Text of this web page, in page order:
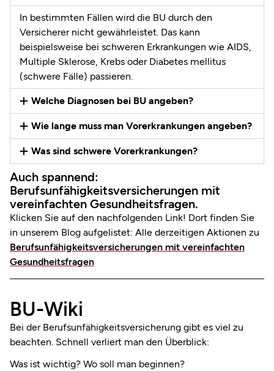
In bestimmten Fällen wird die BU durch den
Versicherer nicht gewährleistet. Das kann
beispielsweise bei schweren Erkrankungen wie AIDS,
Multiple Sklerose, Krebs oder Diabetes mellitus
(schwere Fälle) passieren.
Welche Diagnosen bei BU angeben?
Wie lange muss man Vorerkrankungen angeben?
Was sind schwere Vorerkrankungen?
Auch spannend:
Berufsunfähigkeitsversicherungen mit
vereinfachten Gesundheitsfragen.
Klicken Sie auf den nachfolgenden Link! Dort finden Sie
in unserem Blog aufgelistet: Alle derzeitigen Aktionen zu
Berufsunfähigkeitsversicherungen mit vereinfachten
Gesundheitsfragen
BU-Wiki
Bei der Berufsunfähigkeits­versicherung gibt es viel zu
beachten. Schnell verliert man den Überblick:
Was ist wichtig? Wo soll man beginnen?